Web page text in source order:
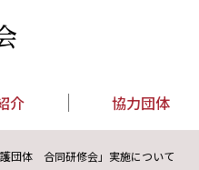
介 協力団体
団体 合同研修会」実施について